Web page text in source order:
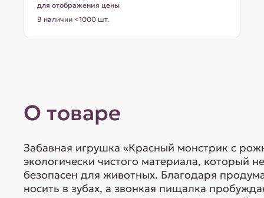
для отображения цены
В наличии <1000 шт.
О товаре
Забавная игрушка «Красный монстрик с
экологически чистого материала, который
безопасен для животных. Благодаря
носить в зубах, а звонкая пищалка